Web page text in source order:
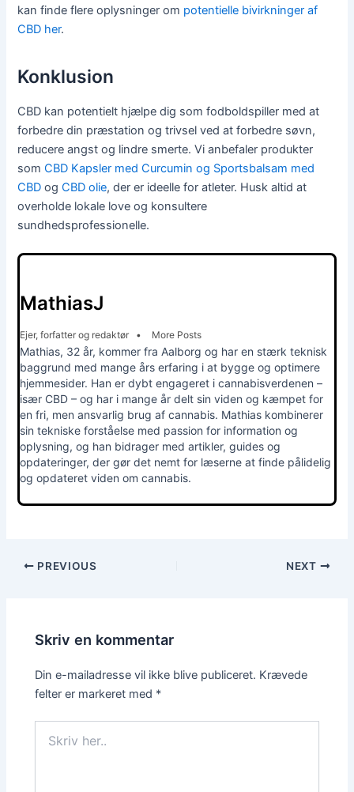
kan finde flere oplysninger om potentielle bivirkninger af
CBD her.
Konklusion
CBD kan potentielt hjælpe dig som fodboldspiller med at
forbedre din præstation og trivsel ved at forbedre søvn,
reducere angst og lindre smerte. Vi anbefaler produkter
somCBD Kapsler med Curcumin og Sportsbalsam med
CBD ogCBD olie, der er ideelle for atleter. Husk altid at
overholde lokale love og konsultere
sundhedsprofessionelle.
MathiasJ
Ejer, forfatter og redaktør • More Posts
Mathias, 32 år, kommer fra Aalborg og har en stærk teknisk
baggrund med mange års erfaring i at bygge og optimere
hjemmesider. Han er dybt engageret i cannabisverdenen –
især CBD – og har i mange år delt sin viden og kæmpet for
en fri, men ansvarlig brug af cannabis. Mathias kombinerer
sin tekniske forståelse med passion for information og
oplysning, og han bidrager med artikler, guides og
opdateringer, der gør det nemt for læserne at finde pålidelig
og opdateret viden om cannabis.
PREVIOUS NEXT
Skriv en kommentar
Din e-mailadresse vil ikke blive publiceret. Krævede
felter er markeret med *
her..